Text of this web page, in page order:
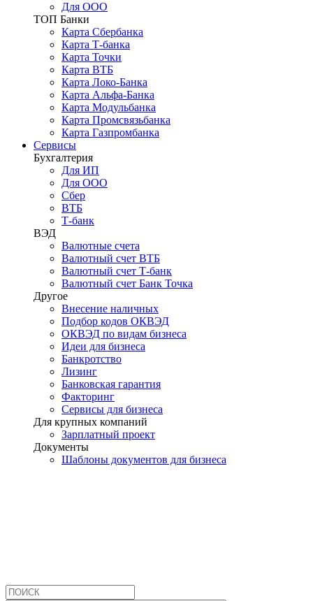
Для ООО
ТОП Банки
Карта Сбербанка
Карта Т-банка
Карта Точки
Карта ВТБ
Карта Локо-Банка
Карта Альфа-Банка
Карта Модульбанка
Карта Промсвязьбанка
Карта Газпромбанка
Сервисы
Бухгалтерия
Для ИП
Для ООО
Сбер
ВТБ
Т-банк
ВЭД
Валютные счета
Валютный счет ВТБ
Валютный счет Т-банк
Валютный счет Банк Точка
Другое
Внесение наличных
Подбор кодов ОКВЭД
ОКВЭД по видам бизнеса
Идеи для бизнеса
Банкротство
Лизинг
Банковская гарантия
Факторинг
Сервисы для бизнеса
Для крупных компаний
Зарплатный проект
Документы
Шаблоны документов для бизнеса